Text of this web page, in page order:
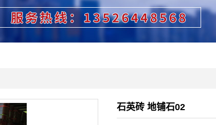
石英砖 地铺石02